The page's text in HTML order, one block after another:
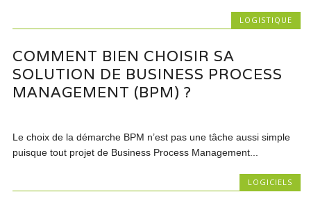
LOGISTIQUE
COMMENT BIEN CHOISIR SA
SOLUTION DE BUSINESS PROCESS
MANAGEMENT (BPM) ?
Le choix de la démarche BPM n’est pas une tâche aussi simple
puisque tout projet de Business Process Management...
LOGICIELS